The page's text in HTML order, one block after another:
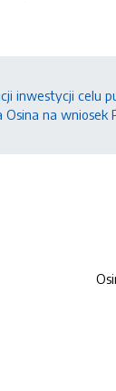
inwestycji celu
Osina na wniosek